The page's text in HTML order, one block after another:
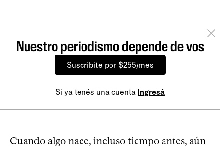
Nuestro periodismo depende de vos
Suscribite por $255/mes
Si ya tenés una cuenta Ingresá
Cuando algo nace, incluso tiempo antes, aún